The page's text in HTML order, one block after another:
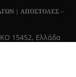
| ΑΠΟΣΤΟΛΕΣ –
15452, Ελλάδα